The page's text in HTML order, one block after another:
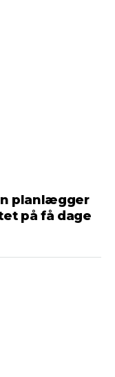
planlægger
på få dage